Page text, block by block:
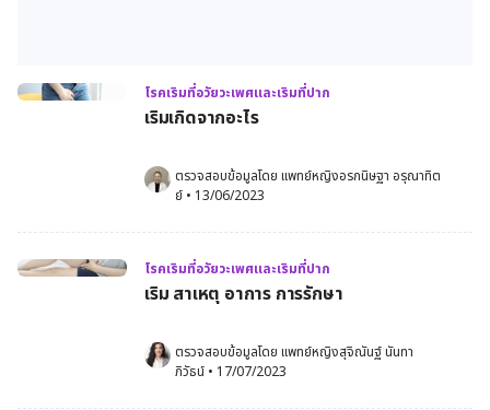
โรคเริมที่อวัยวะเพศและเริมที่ปาก
เริมเกิดจากอะไร
ตรวจสอบข้อมูลโดย แพทย์หญิงอรกนิษฐา อรุณาทิต
ย์ • 13/06/2023
โรคเริมที่อวัยวะเพศและเริมที่ปาก
เริม สาเหตุ อาการ การรักษา
ตรวจสอบข้อมูลโดย แพทย์หญิงสุจิณันฐ์ นันทา
ภิวัธน์ • 17/07/2023